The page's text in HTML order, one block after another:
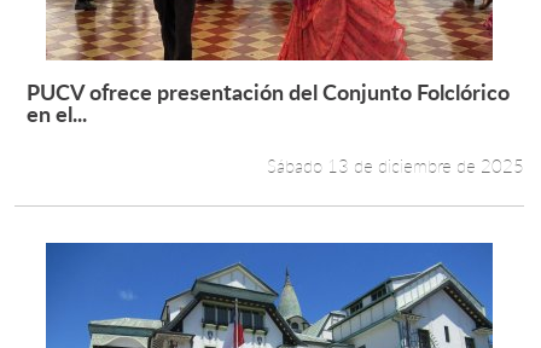
Leer más +
PUCV ofrece presentación del Conjunto Folclórico
en el...
Sábado 13 de diciembre de 2025